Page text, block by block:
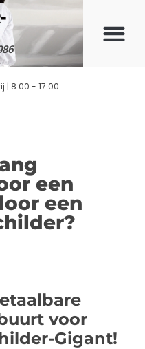
| 8:00 - 17:00
een
een
voor
Gigant!